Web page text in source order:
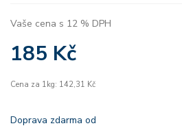
Vaše cena s 12 % DPH
185 Kč
Cena za 1kg: 142,31 Kč
Doprava zdarma od